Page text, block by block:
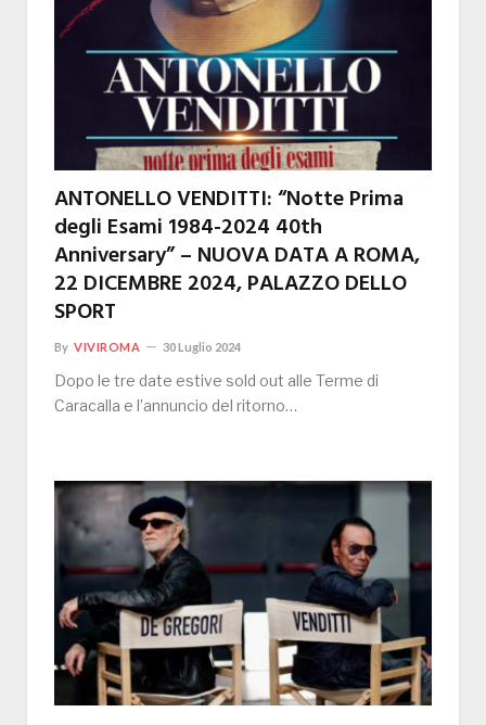
ANTONELLO VENDITTI: “Notte Prima
degli Esami 1984-2024 40th
Anniversary” – NUOVA DATA A ROMA,
22 DICEMBRE 2024, PALAZZO DELLO
SPORT
By VIVIROMA 30 Luglio 2024
Dopo le tre date estive sold out alle Terme di
Caracalla e l’annuncio del ritorno…